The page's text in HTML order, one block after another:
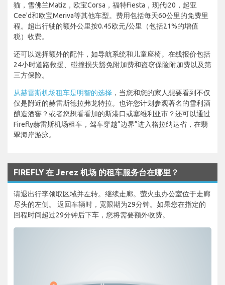
猫，雪佛兰Matiz，欧宝Corsa，福特Fiesta，现代i20，起亚
Cee'd和欧宝Meriva等其他车型。费用包括每天60公里的免费里
程。超出行驶的额外公里按0.45欧元/公里（包括21%的增值
税）收费。
还可以选择额外的配件，如导航系统和儿童座椅。在线报价包括
24小时道路救援、碰撞损失豁免附加费和盗窃保险附加费以及第
三方保险。
从赫雷斯机场租车是明智的选择 ，当您和您的家人想要看到不仅
仅是附近的赫雷斯德拉弗龙特拉。也许您计划参观著名的雪利酒
酿造酒窖？或者您想看看加的斯港口或塞维利亚市？还可以通过
Firefly赫雷斯机场租车，驾车穿越“边界”进入格拉纳达省，在翡
翠海岸游泳。
FIREFLY 在 Jerez 机场 的租车服务台在哪里？
请退出行李领取区域并左转。继续走廊。萤火虫办公室位于走廊
尽头的左侧。 返回车辆时，宽限期为29分钟。如果您在指定的
回程时间超过29分钟后下车，您将需要额外收费。